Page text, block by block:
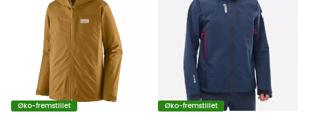
Øko-fremstillet Øko-fremstillet